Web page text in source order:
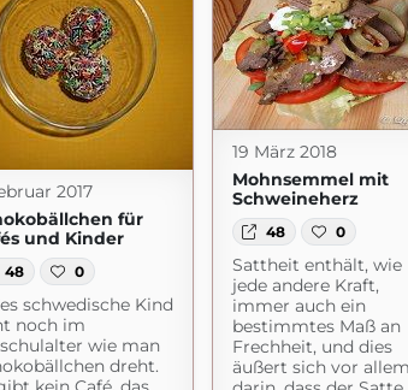
19 März 2018
Mohnsemmel mit
Schweineherz
48 0
Sattheit enthält, wie
jede andere Kraft,
immer auch ein
bestimmtes Maß an
Frechheit, und dies
äußert sich vor allem
2017
für
und Kinder
48 0
schwedische Kind
noch im
wie man
dreht.